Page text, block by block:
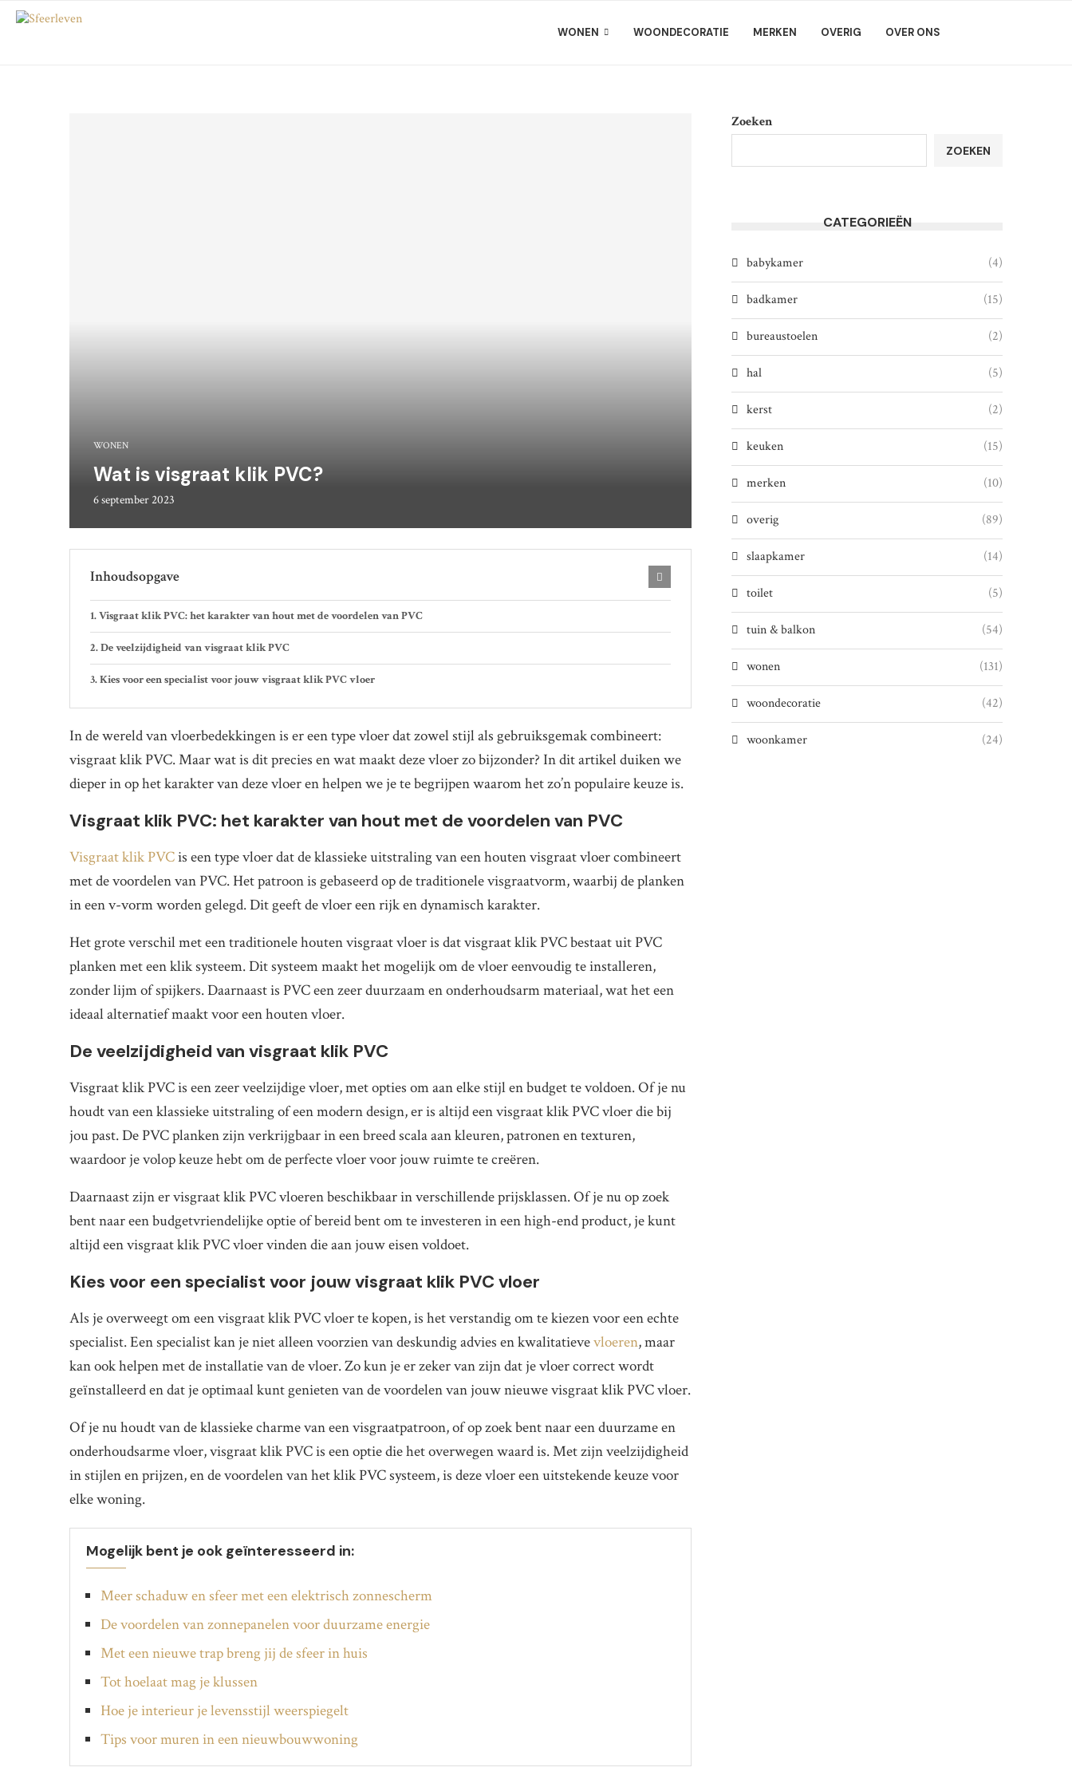
WONEN WOONDECORATIE MERKEN OVERIG OVER ONS
WONEN
Wat is visgraat klik PVC?
6 september 2023
Inhoudsopgave
Visgraat klik PVC: het karakter van hout met de voordelen van PVC
De veelzijdigheid van visgraat klik PVC
Kies voor een specialist voor jouw visgraat klik PVC vloer
In de wereld van vloerbedekkingen is er een type vloer dat zowel stijl als gebruiksgemak combineert:
visgraat klik PVC. Maar wat is dit precies en wat maakt deze vloer zo bijzonder? In dit artikel duiken we
dieper in op het karakter van deze vloer en helpen we je te begrijpen waarom het zo’n populaire keuze is.
Visgraat klik PVC: het karakter van hout met de voordelen van PVC
Visgraat klik PVCis een type vloer dat de klassieke uitstraling van een houten visgraat vloer combineert
met de voordelen van PVC. Het patroon is gebaseerd op de traditionele visgraatvorm, waarbij de planken
in een v-vorm worden gelegd. Dit geeft de vloer een rijk en dynamisch karakter.
Het grote verschil met een traditionele houten visgraat vloer is dat visgraat klik PVC bestaat uit PVC
planken met een klik systeem. Dit systeem maakt het mogelijk om de vloer eenvoudig te installeren,
zonder lijm of spijkers. Daarnaast is PVC een zeer duurzaam en onderhoudsarm materiaal, wat het een
ideaal alternatief maakt voor een houten vloer.
De veelzijdigheid van visgraat klik PVC
Visgraat klik PVC is een zeer veelzijdige vloer, met opties om aan elke stijl en budget te voldoen. Of je nu
houdt van een klassieke uitstraling of een modern design, er is altijd een visgraat klik PVC vloer die bij
jou past. De PVC planken zijn verkrijgbaar in een breed scala aan kleuren, patronen en texturen,
waardoor je volop keuze hebt om de perfecte vloer voor jouw ruimte te creëren.
Daarnaast zijn er visgraat klik PVC vloeren beschikbaar in verschillende prijsklassen. Of je nu op zoek
bent naar een budgetvriendelijke optie of bereid bent om te investeren in een high-end product, je kunt
altijd een visgraat klik PVC vloer vinden die aan jouw eisen voldoet.
Kies voor een specialist voor jouw visgraat klik PVC vloer
Als je overweegt om een visgraat klik PVC vloer te kopen, is het verstandig om te kiezen voor een echte
specialist. Een specialist kan je niet alleen voorzien van deskundig advies en kwalitatievevloeren, maar
kan ook helpen met de installatie van de vloer. Zo kun je er zeker van zijn dat je vloer correct wordt
geïnstalleerd en dat je optimaal kunt genieten van de voordelen van jouw nieuwe visgraat klik PVC vloer.
Of je nu houdt van de klassieke charme van een visgraatpatroon, of op zoek bent naar een duurzame en
onderhoudsarme vloer, visgraat klik PVC is een optie die het overwegen waard is. Met zijn veelzijdigheid
in stijlen en prijzen, en de voordelen van het klik PVC systeem, is deze vloer een uitstekende keuze voor
elke woning.
Mogelijk bent je ook geïnteresseerd in:
Meer schaduw en sfeer met een elektrisch zonnescherm
De voordelen van zonnepanelen voor duurzame energie
Met een nieuwe trap breng jij de sfeer in huis
Tot hoelaat mag je klussen
Hoe je interieur je levensstijl weerspiegelt
Tips voor muren in een nieuwbouwwoning
Zoeken
ZOEKEN
CATEGORIEËN
babykamer (4)
badkamer (15)
bureaustoelen (2)
hal (5)
kerst (2)
keuken (15)
merken (10)
overig (89)
slaapkamer (14)
toilet (5)
tuin & balkon (54)
wonen (131)
woondecoratie (42)
woonkamer (24)